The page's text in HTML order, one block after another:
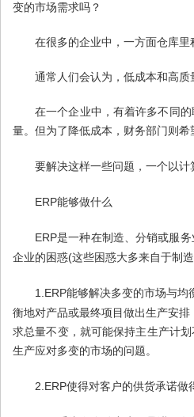
变的市场需求吗？
在很多的企业中，一方面仓库
通常人们会认为，低成本和高
在一个企业中，有着许多不同
量。但为了降低成本，财务部门则
要解决这样一些问题，一个以
ERP能够做什么
ERP是一种在制造、分销或服
企业的困惑(这些困惑大多来自于制
1.ERP能够解决多变的市场与均
衡地对产品或最终项目做出生产安
求总量不变，就可能保持主生产计
生产应对多变的市场的问题。
2.ERP使得对客户的供货承诺做